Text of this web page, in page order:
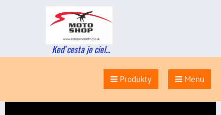
Keď cesta je ciel...
Produkty Menu